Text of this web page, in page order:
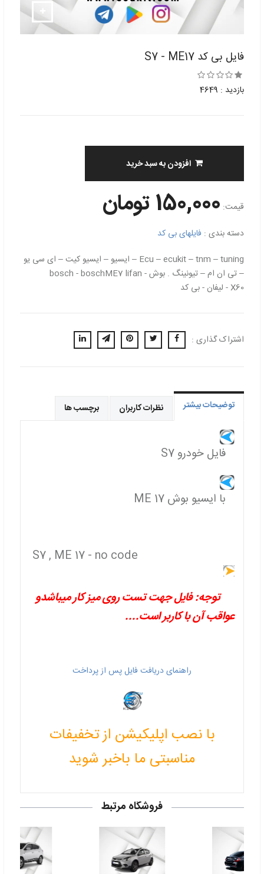
فایل بی کد S7 - ME17
بازدید : 4649
افزودن به سبد خرید
قیمت: 150,000 تومان
دسته بندی : فایلهای بی کد
Ecu – ecukit – tnm – tuning – ایسیو – ایسیو کیت – ای سی یو
– تی ان ام – تیونینگ . بوش - bosch - boschME7 lifan
X60 - لیفان - بی کد
اشتراک گذاری :
توضیحات بیشتر نظرات کاربران برچسب ها
فایل خودرو S7
با ایسیو بوش ME 17
S7 , ME 17 - no code
توجه: فایل جهت تست روی میز کار میباشدو
عواقب آن با کاربر است....
راهنمای دریافت فایل پس از پرداخت
با نصب اپلیکیشن از تخفیفات
مناسبتی ما باخبر شوید
فروشگاه مرتبط